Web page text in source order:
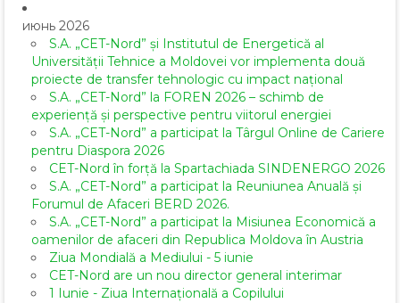
июнь 2026
S.A. „CET-Nord” și Institutul de Energetică al
Universității Tehnice a Moldovei vor implementa două
proiecte de transfer tehnologic cu impact național
S.A. „CET-Nord” la FOREN 2026 – schimb de
experiență și perspective pentru viitorul energiei
S.A. „CET-Nord” a participat la Târgul Online de Cariere
pentru Diaspora 2026
CET-Nord în forță la Spartachiada SINDENERGO 2026
S.A. „CET-Nord” a participat la Reuniunea Anuală și
Forumul de Afaceri BERD 2026.
S.A. „CET-Nord” a participat la Misiunea Economică a
oamenilor de afaceri din Republica Moldova în Austria
Ziua Mondială a Mediului - 5 iunie
CET-Nord are un nou director general interimar
1 Iunie - Ziua Internațională a Copilului